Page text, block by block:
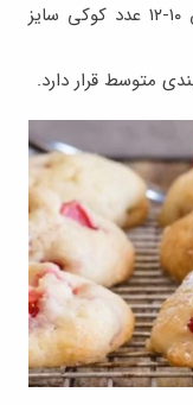
مقدار مواد اعلام شده در این آموزش ۱۰-۱۲ عدد کوکی سایز
متوسط قرار دارد.